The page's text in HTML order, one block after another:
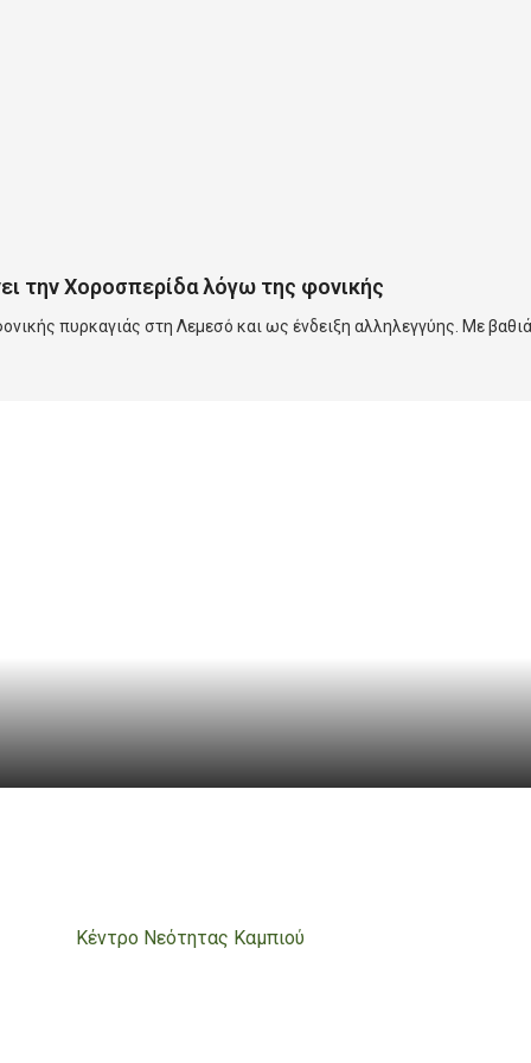
την Χοροσπερίδα λόγω της φονικής
πυρκαγιάς στη Λεμεσό και ως ένδειξη αλληλεγγύης. Με
Κέντρο Νεότητας Καμπιού